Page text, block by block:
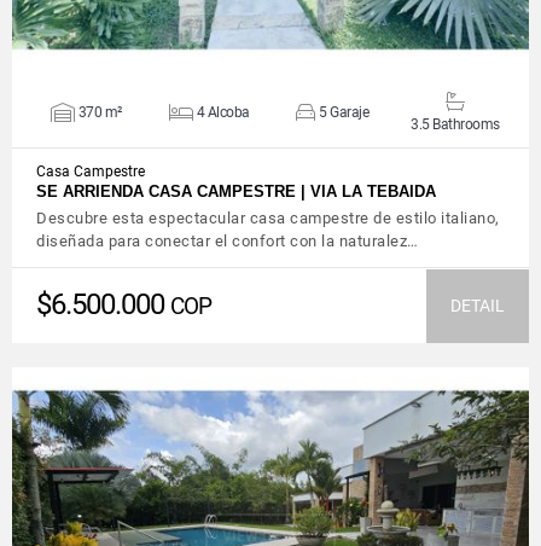
370 m² 4 Alcoba 5 Garaje
3.5 Bathrooms
Casa Campestre
SE ARRIENDA CASA CAMPESTRE | VIA LA TEBAIDA
Descubre esta espectacular casa campestre de estilo italiano,
diseñada para conectar el confort con la naturalez…
$6.500.000 COP DETAIL
VIEW DETAILS